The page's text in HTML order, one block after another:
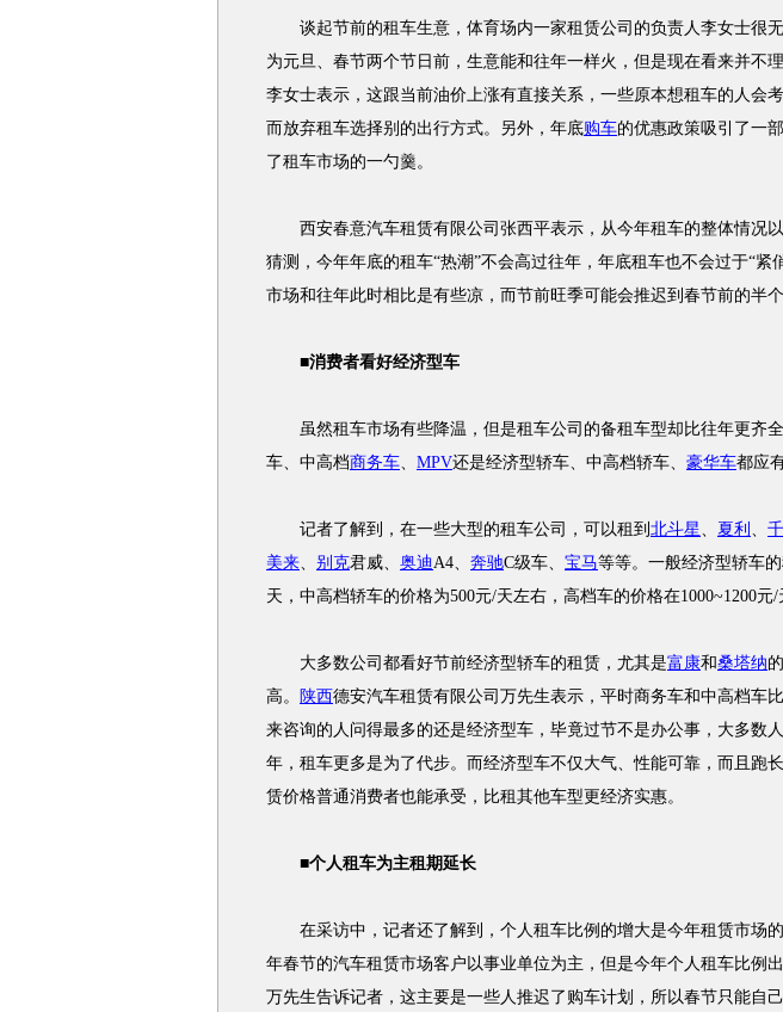
谈起节前的租车生意，体育场内一家租赁公司的负责人李女士很
为元旦、春节两个节日前，生意能和往年一样火，但是现在看来并不
李女士表示，这跟当前油价上涨有直接关系，一些原本想租车的人会
而放弃租车选择别的出行方式。另外，年底购车的优惠政策吸引了一
了租车市场的一勺羹。
西安春意汽车租赁有限公司张西平表示，从今年租车的整体情况
猜测，今年年底的租车“热潮”不会高过往年，年底租车也不会过于“紧
市场和往年此时相比是有些凉，而节前旺季可能会推迟到春节前的半个
■消费者看好经济型车
虽然租车市场有些降温，但是租车公司的备租车型却比往年更齐
车、中高档商务车、 MPV还是经济型轿车、中高档轿车、 豪华车都应
记者了解到，在一些大型的租车公司，可以租到 北斗星、 夏利 、
美来、 别克君威、 奥迪A4、 奔驰C级车、 宝马等等。一般经济型轿车
天，中高档轿车的价格为500元/天左右，高档车的价格在1000~1200元/
大多数公司都看好节前经济型轿车的租赁，尤其是富康和桑塔纳
高。
陕西德安汽车租赁有限公司万先生表示，平时商务车和中高档车
来咨询的人问得最多的还是经济型车，毕竟过节不是办公事，大多数
年，租车更多是为了代步。而经济型车不仅大气、性能可靠，而且跑
赁价格普通消费者也能承受，比租其他车型更经济实惠。
■个人租车为主租期延长
在采访中，记者还了解到，个人租车比例的增大是今年租赁市场
年春节的汽车租赁市场客户以事业单位为主，但是今年个人租车比例出
万先生告诉记者，这主要是一些人推迟了购车计划，所以春节只能自